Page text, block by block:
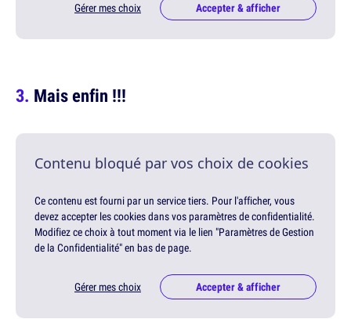
Gérer mes choix Accepter & afficher
Mais enfin !!!
Contenu bloqué par vos choix de cookies
Ce contenu est fourni par un service tiers. Pour l'afficher, vous
devez accepter les cookies dans vos paramètres de confidentialité.
Modifiez ce choix à tout moment via le lien "Paramètres de Gestion
de la Confidentialité" en bas de page.
Gérer mes choix Accepter & afficher